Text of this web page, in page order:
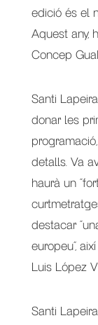
edició és el
Aquest any,
Concep
Santi
donar les
detalls. Va
haurà un
destacar
europeu”,
Luis López
Santi